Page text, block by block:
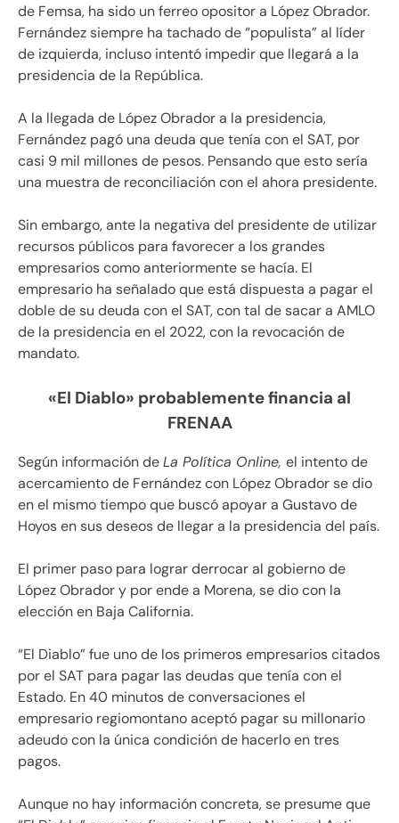
de Femsa, ha sido un ferreo opositor a López Obrador.
Fernández siempre ha tachado de “populista” al líder
de izquierda, incluso intentó impedir que llegará a la
presidencia de la República.
A la llegada de López Obrador a la presidencia,
Fernández pagó una deuda que tenía con el SAT, por
casi 9 mil millones de pesos. Pensando que esto sería
una muestra de reconciliación con el ahora presidente.
Sin embargo, ante la negativa del presidente de utilizar
recursos públicos para favorecer a los grandes
empresarios como anteriormente se hacía. El
empresario ha señalado que está dispuesta a pagar el
doble de su deuda con el SAT, con tal de sacar a AMLO
de la presidencia en el 2022, con la revocación de
mandato.
«El Diablo» probablemente financia al
FRENAA
Según información deLa Política Online, el intento de
acercamiento de Fernández con López Obrador se dio
en el mismo tiempo que buscó apoyar a Gustavo de
Hoyos en sus deseos de llegar a la presidencia del país.
El primer paso para lograr derrocar al gobierno de
López Obrador y por ende a Morena, se dio con la
elección en Baja California.
“El Diablo” fue uno de los primeros empresarios citados
por el SAT para pagar las deudas que tenía con el
Estado. En 40 minutos de conversaciones el
empresario regiomontano aceptó pagar su millonario
adeudo con la única condición de hacerlo en tres
pagos.
Aunque no hay información concreta, se presume que